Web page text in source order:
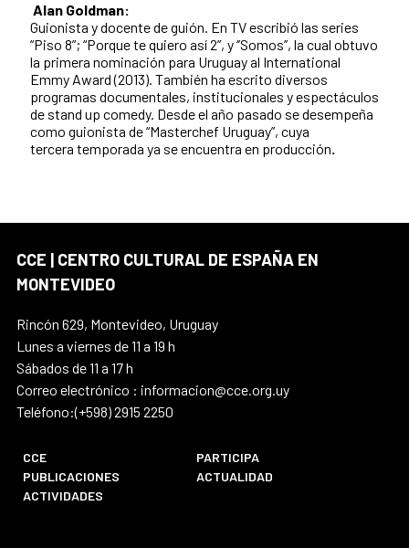
Alan Goldman:
Guionista y docente de guión. En TV escribió las series
“Piso 8”; “Porque te quiero así 2”, y ‘’Somos’’, la cual obtuvo
la primera nominación para Uruguay al International
Emmy Award (2013). También ha escrito diversos
programas documentales, institucionales y espectáculos
de stand up comedy. Desde el año pasado se desempeña
como guionista de “Masterchef Uruguay”, cuya
tercera temporada ya se encuentra en producción.
CCE | CENTRO CULTURAL DE ESPAÑA EN
MONTEVIDEO
Rincón 629, Montevideo, Uruguay
Lunes a viernes de 11 a 19 h
Sábados de 11 a 17 h
Correo electrónico : informacion@cce.org.uy
Teléfono:(+598) 2915 2250
CCE
PARTICIPA
PUBLICACIONES
ACTUALIDAD
ACTIVIDADES